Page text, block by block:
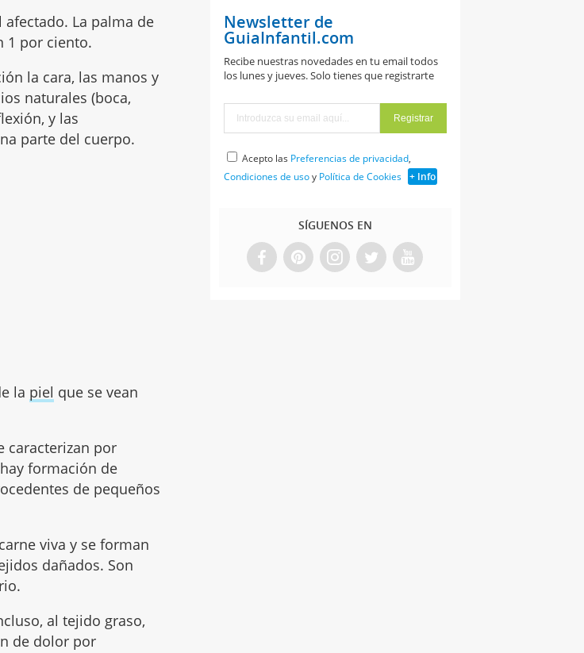
La palma de
1 por ciento.
la cara, las manos y
naturales (boca,
y las
parte del cuerpo.
la piel que se vean
caracterizan por
formación de
de pequeños
viva y se forman
dañados. Son
al tejido graso,
de dolor por
Newsletter de
GuiaInfantil.com
Recibe nuestras novedades en tu email todos
los lunes y jueves. Solo tienes que registrarte
Acepto las Preferencias de privacidad,
Condiciones de usoy Política de Cookies + Info
SÍGUENOS EN